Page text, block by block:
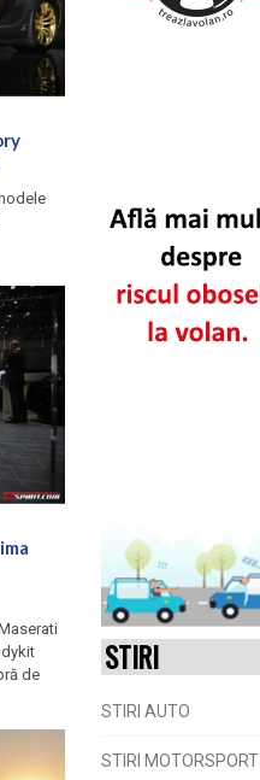
de
STIRI
STIRI AUTO
STIRI MOTORSPORT